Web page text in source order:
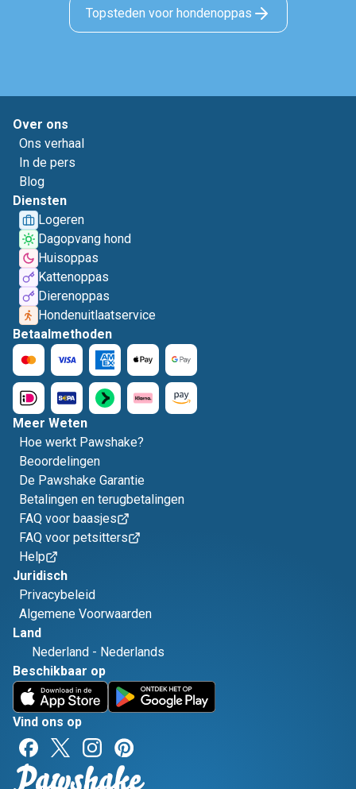
Topsteden voor hondenoppas
Over ons
Ons verhaal
In de pers
Blog
Diensten
Logeren
Dagopvang hond
Huisoppas
Kattenoppas
Dierenoppas
Hondenuitlaatservice
Betaalmethoden
Meer Weten
Hoe werkt Pawshake?
Beoordelingen
De Pawshake Garantie
Betalingen en terugbetalingen
FAQ voor baasjes
FAQ voor petsitters
Help
Juridisch
Privacybeleid
Algemene Voorwaarden
Land
Nederland - Nederlands
Beschikbaar op
Vind ons op